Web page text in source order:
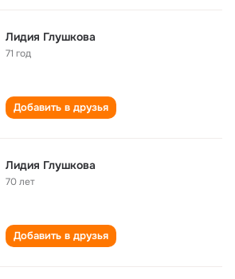
Лидия Глушкова
71 год
Добавить в друзья
Лидия Глушкова
70 лет
Добавить в друзья